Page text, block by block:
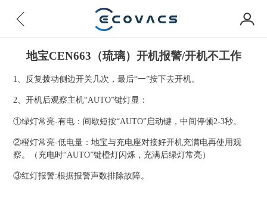
地宝CEN663（琉璃）开机报警/开机不工作
1、反复拨动侧边开关几次，最后“一”按下去开机。
2、开机后观察主机“AUTO”键灯显：
①绿灯常亮-有电：间歇短按“AUTO”启动键，中间停顿2-3秒。
②橙灯常亮-低电量：地宝与充电座对接好开机充满电再使用观
察。（充电时“AUTO”键橙灯闪烁，充满后绿灯常亮）
③红灯报警:根据报警声数排除故障。